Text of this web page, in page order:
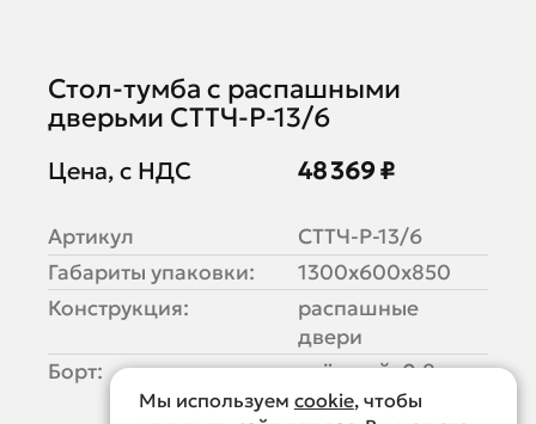
Стол-тумба с распашными
дверьми СТТЧ-Р-13/6
Цена, с НДС 48 369 ₽
Артикул
СТТЧ-Р-13/6
Габариты упаковки:
1300х600х850
Конструкция:
распашные
двери
Борт:
съёмный, 0.8
мм
Мы используем cookie, чтобы